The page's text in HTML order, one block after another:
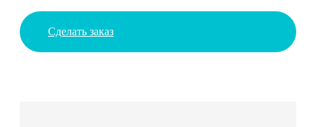
Сделать заказ